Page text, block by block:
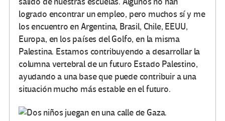
logrado encontrar un empleo, pero muchos sí y me
los encuentro en Argentina, Brasil, Chile, EEUU,
Europa, en los países del Golfo, en la misma
Palestina. Estamos contribuyendo a desarrollar la
columna vertebral de un futuro Estado Palestino,
ayudando a una base que puede contribuir a una
situación mucho más estable en el futuro.